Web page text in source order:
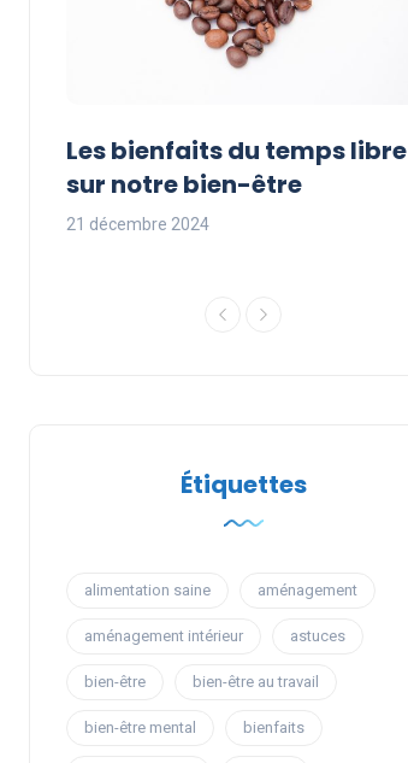
Les bienfaits du temps libre
sur notre bien-être
21 décembre 2024
Étiquettes
alimentation saine aménagement
aménagement intérieur astuces
bien-être bien-être au travail
bien-être mental bienfaits